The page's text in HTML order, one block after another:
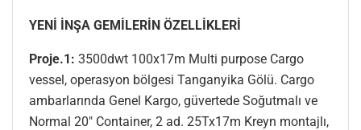
YENİ İNŞA GEMİLERİN ÖZELLİKLERİ
Proje.1: 3500dwt 100x17m Multi purpose Cargo
vessel, operasyon bölgesi Tanganyika Gölü. Cargo
ambarlarında Genel Kargo, güvertede Soğutmalı ve
Normal 20″ Container, 2 ad. 25Tx17m Kreyn montajlı,